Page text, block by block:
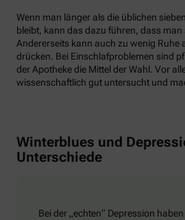
Wenn man länger als die üblichen
bleibt, kann das dazu führen, dass man
Andererseits kann auch zu wenig Ruhe
drücken. Bei Einschlafproblemen sind
der Apotheke die Mittel der Wahl. Vor
wissenschaftlich gut untersucht und
Winterblues und
Unterschiede
Bei der „echten“ Depression